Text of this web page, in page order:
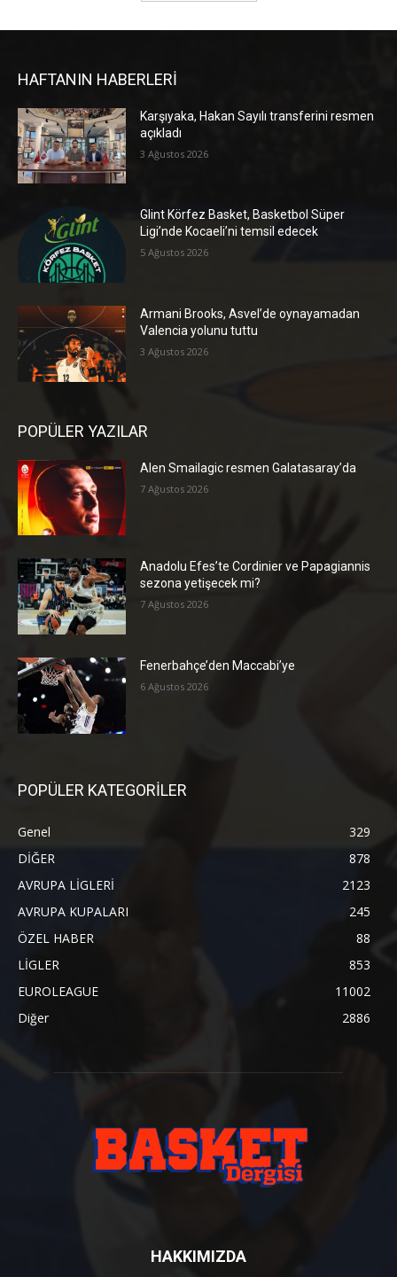
HAFTANIN HABERLERİ
Karşıyaka, Hakan Sayılı transferini resmen
açıkladı
3 Ağustos 2026
Glint Körfez Basket, Basketbol Süper
Ligi’nde Kocaeli’ni temsil edecek
5 Ağustos 2026
Armani Brooks, Asvel’de oynayamadan
Valencia yolunu tuttu
3 Ağustos 2026
POPÜLER YAZILAR
Alen Smailagic resmen Galatasaray’da
7 Ağustos 2026
Anadolu Efes’te Cordinier ve Papagiannis
sezona yetişecek mi?
7 Ağustos 2026
Fenerbahçe’den Maccabi’ye
6 Ağustos 2026
POPÜLER KATEGORİLER
Genel
329
DİĞER
878
AVRUPA LİGLERİ
2123
AVRUPA KUPALARI
245
ÖZEL HABER
88
LİGLER
853
EUROLEAGUE
11002
Diğer
2886
HAKKIMIZDA